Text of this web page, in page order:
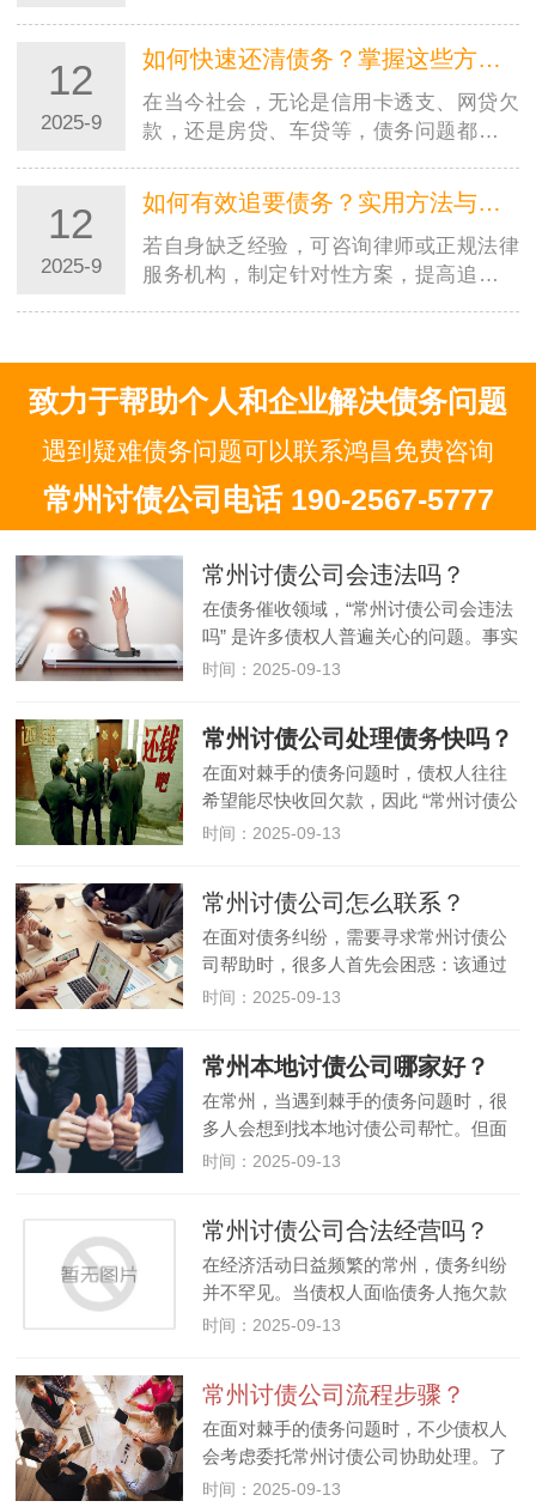
段，能让你在追讨欠款时更有条理，既提
高效率又避免踩坑。本文就…
12
2025-9
如何快速还清债务？掌握这些方法，摆脱负债压力
在当今社会，无论是信用卡透支、网贷欠
款，还是房贷、车贷等，债务问题都可能
在苦苦寻找快速还清债务的方法，渴望早
日摆脱负债的困扰，重获…
12
2025-9
如何有效追要债务？实用方法与法律途径全解析
若自身缺乏经验，可咨询律师或正规法律
服务机构，制定针对性方案，提高追债成
益。在商业往来和日常生活…
致力于帮助个人和企业解决债务问题
遇到疑难债务问题可以联系鸿昌免费咨询
常州讨债公司电话 190-2567-5777
常州讨债公司会违法吗？
在债务催收领域，“常州讨债公司会违法
吗” 是许多债权人普遍关心的问题。事实
上，常州讨债公司的行为是否合法，与
线，而正规机构则能在法律框…
时间：2025-09-13
常州讨债公司处理债务快吗？
在面对棘手的债务问题时，债权人往往
希望能尽快收回欠款，因此 “常州讨债公
司处理债务快吗” 成为许多人关心的焦
响，可能快至几天，也可能长达…
时间：2025-09-13
常州讨债公司怎么联系？
在面对债务纠纷，需要寻求常州讨债公
司帮助时，很多人首先会困惑：该通过
什么方式联系到这些公司？其实，联系
为你详细介绍常见的联系途径，以及…
时间：2025-09-13
常州本地讨债公司哪家好？
在常州，当遇到棘手的债务问题时，很
多人会想到找本地讨债公司帮忙。但面
对市场上众多的常州讨债公司，不少人
个维度综合考量，而非单纯看宣传力…
时间：2025-09-13
常州讨债公司合法经营吗？
在经济活动日益频繁的常州，债务纠纷
并不罕见。当债权人面临债务人拖欠款
项，自行催收无果时，可能会考虑寻求
司能合法经营吗？从法律层面来看，…
时间：2025-09-13
常州讨债公司流程步骤？
在面对棘手的债务问题时，不少债权人
会考虑委托常州讨债公司协助处理。了
解常州讨债公司的基本流程步骤，不仅
时间：2025-09-13